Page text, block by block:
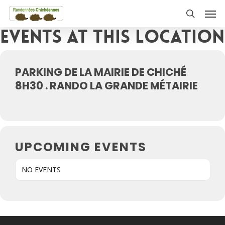
Skip
main
content
Events at this location
PARKING DE LA MAIRIE DE CHICHÉ
8H30 . RANDO LA GRANDE MÉTAIRIE
UPCOMING EVENTS
NO EVENTS